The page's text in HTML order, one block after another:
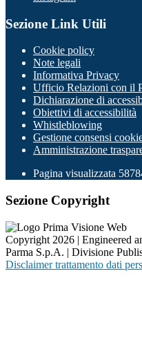
Sezione Link Utili
Cookie policy
Note legali
Informativa Privacy
Ufficio Relazioni con il
Dichiarazione di
Obiettivi di accessibilità
Whistleblowing
Gestione consensi
Amministrazione
Pagina visualizzata
Sezione Copyright
Copyright 2026 | Engineered
Parma S.p.A. | Divisione
Disclaimer trattamento dati